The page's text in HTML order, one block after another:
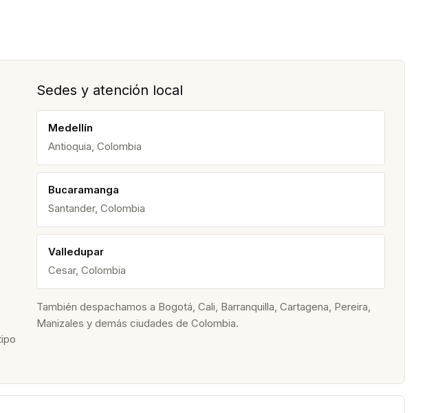
Sedes y atención local
Medellín
Antioquia, Colombia
Bucaramanga
Santander, Colombia
Valledupar
Cesar, Colombia
También despachamos a Bogotá, Cali, Barranquilla, Cartagena, Pereira,
Manizales y demás ciudades de Colombia.